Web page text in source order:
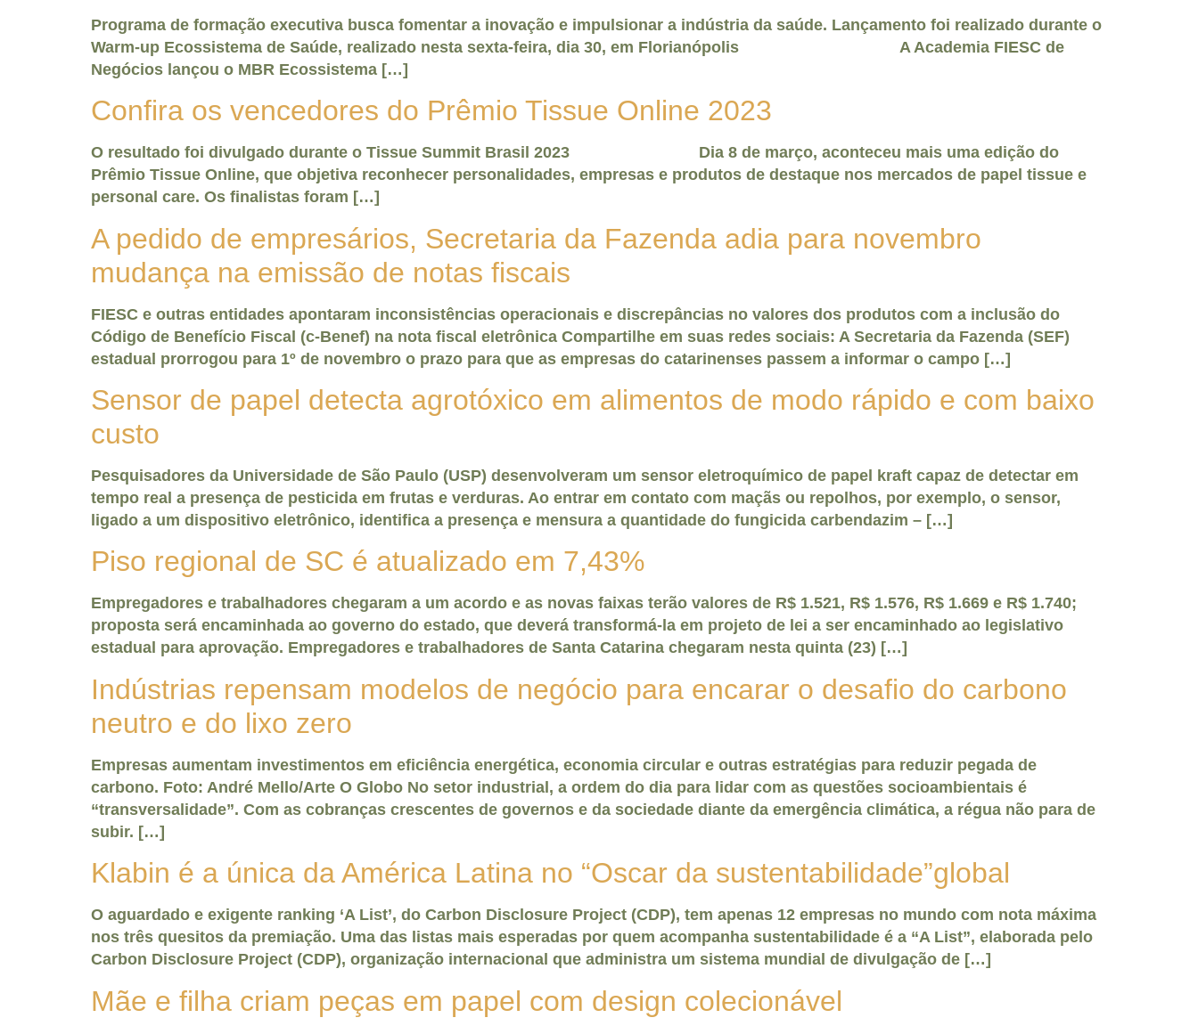
Programa de formação executiva busca fomentar a inovação e impulsionar a indústria da saúde. Lançamento foi realizado durante o
Warm-up Ecossistema de Saúde, realizado nesta sexta-feira, dia 30, em Florianópolis A Academia FIESC de
Negócios lançou o MBR Ecossistema […]
Confira os vencedores do Prêmio Tissue Online 2023
O resultado foi divulgado durante o Tissue Summit Brasil 2023 Dia 8 de março, aconteceu mais uma edição do
Prêmio Tissue Online, que objetiva reconhecer personalidades, empresas e produtos de destaque nos mercados de papel tissue e
personal care. Os finalistas foram […]
A pedido de empresários, Secretaria da Fazenda adia para novembro
mudança na emissão de notas fiscais
FIESC e outras entidades apontaram inconsistências operacionais e discrepâncias no valores dos produtos com a inclusão do
Código de Benefício Fiscal (c-Benef) na nota fiscal eletrônica Compartilhe em suas redes sociais: A Secretaria da Fazenda (SEF)
estadual prorrogou para 1º de novembro o prazo para que as empresas do catarinenses passem a informar o campo […]
Sensor de papel detecta agrotóxico em alimentos de modo rápido e com baixo
custo
Pesquisadores da Universidade de São Paulo (USP) desenvolveram um sensor eletroquímico de papel kraft capaz de detectar em
tempo real a presença de pesticida em frutas e verduras. Ao entrar em contato com maçãs ou repolhos, por exemplo, o sensor,
ligado a um dispositivo eletrônico, identifica a presença e mensura a quantidade do fungicida carbendazim – […]
Piso regional de SC é atualizado em 7,43%
Empregadores e trabalhadores chegaram a um acordo e as novas faixas terão valores de R$ 1.521, R$ 1.576, R$ 1.669 e R$ 1.740;
proposta será encaminhada ao governo do estado, que deverá transformá-la em projeto de lei a ser encaminhado ao legislativo
estadual para aprovação. Empregadores e trabalhadores de Santa Catarina chegaram nesta quinta (23) […]
Indústrias repensam modelos de negócio para encarar o desafio do carbono
neutro e do lixo zero
Empresas aumentam investimentos em eficiência energética, economia circular e outras estratégias para reduzir pegada de
carbono. Foto: André Mello/Arte O Globo No setor industrial, a ordem do dia para lidar com as questões socioambientais é
“transversalidade”. Com as cobranças crescentes de governos e da sociedade diante da emergência climática, a régua não para de
subir. […]
Klabin é a única da América Latina no “Oscar da sustentabilidade”global
O aguardado e exigente ranking ‘A List’, do Carbon Disclosure Project (CDP), tem apenas 12 empresas no mundo com nota máxima
nos três quesitos da premiação. Uma das listas mais esperadas por quem acompanha sustentabilidade é a “A List”, elaborada pelo
Carbon Disclosure Project (CDP), organização internacional que administra um sistema mundial de divulgação de […]
Mãe e filha criam peças em papel com design colecionável